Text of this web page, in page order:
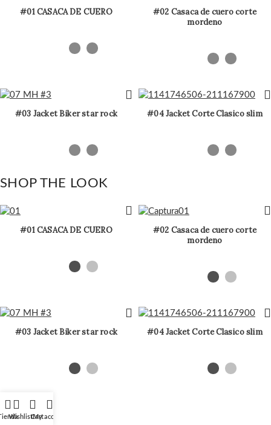
#01 CASACA DE CUERO
#02 Casaca de cuero corte
mordeno
#03 Jacket Biker star rock #04 Jacket Corte Clasico slim
SHOP THE LOOK
#01 CASACA DE CUERO
#02 Casaca de cuero corte
mordeno
#03 Jacket Biker star rock #04 Jacket Corte Clasico slim
WishlistCart
My account